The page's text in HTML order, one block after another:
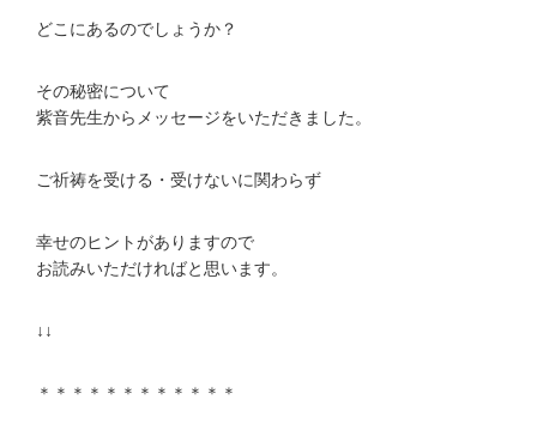
どこにあるのでしょうか？
その秘密について
紫音先生からメッセージをいただきました。
ご祈祷を受ける・受けないに関わらず
幸せのヒントがありますので
お読みいただければと思います。
↓↓
＊＊＊＊＊＊＊＊＊＊＊＊